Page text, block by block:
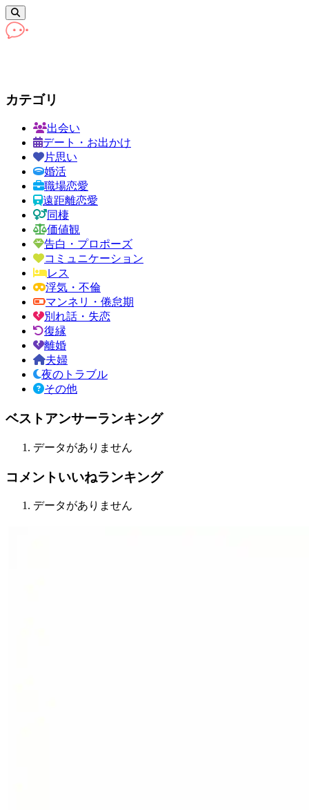
カテゴリ
出会い
デート・お出かけ
片思い
婚活
職場恋愛
遠距離恋愛
同棲
価値観
告白・プロポーズ
コミュニケーション
レス
浮気・不倫
マンネリ・倦怠期
別れ話・失恋
復縁
離婚
夫婦
夜のトラブル
その他
ベストアンサーランキング
データがありません
コメントいいねランキング
データがありません